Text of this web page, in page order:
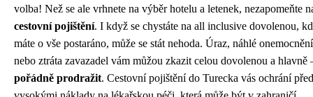
volba! Než se ale vrhnete na výběr hotelu a letenek, nezapomeňte
cestovní pojištění. I když se chystáte na all inclusive dovolenou,
máte o vše postaráno, může se stát nehoda. Úraz, náhlé onemocnění
nebo ztráta zavazadel vám můžou zkazit celou dovolenou a hlavně
pořádně prodražit. Cestovní pojištění do Turecka vás ochrání před